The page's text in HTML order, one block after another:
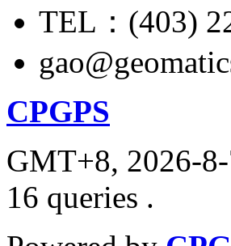
TEL：(403)
CPGPS
GMT+8, 2026-
16 queries .